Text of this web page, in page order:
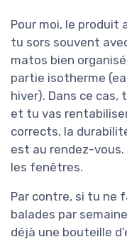
Pour moi, le produit
tu sors souvent
matos bien
partie isotherme
hiver). Dans ce cas,
et tu vas
corrects, la
est au rendez-vous.
les fenêtres.
Par contre, si tu ne
balades par
déjà une bouteille